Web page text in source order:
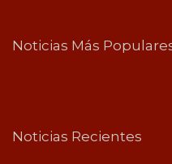
Noticias Más
Noticias Recientes